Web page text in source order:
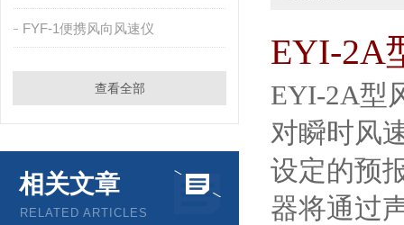
FYF-1便携风向风速仪
查看全部
相关文章
RELATED ARTICLES
EYI-2A
EYI-2A型
对瞬时风
设定的预
器将通过